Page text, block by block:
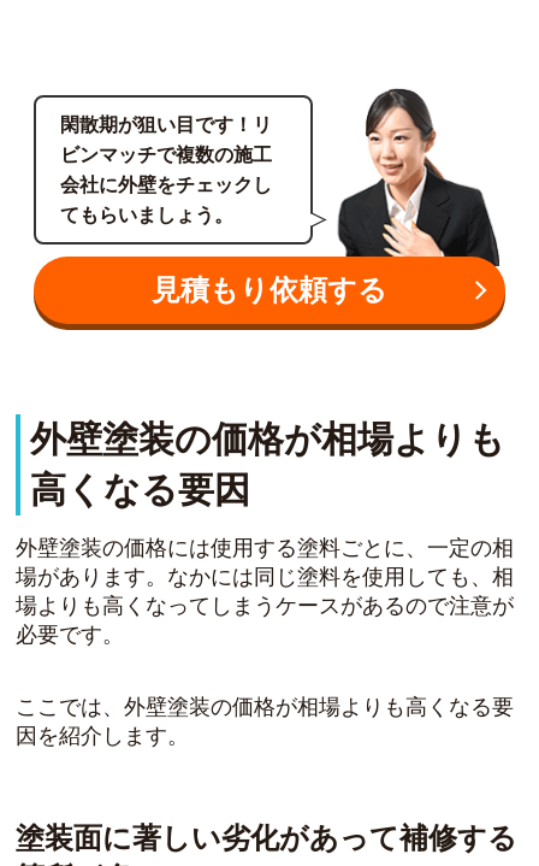
閑散期が狙い目です！リ
ビンマッチで複数の施工
会社に外壁をチェックし
てもらいましょう。
見積もり依頼する
外壁塗装の価格が相場よりも
高くなる要因
外壁塗装の価格には使用する塗料ごとに、一定の相
場があります。なかには同じ塗料を使用しても、相
場よりも高くなってしまうケースがあるので注意が
必要です。
ここでは、外壁塗装の価格が相場よりも高くなる要
因を紹介します。
塗装面に著しい劣化があって補修する